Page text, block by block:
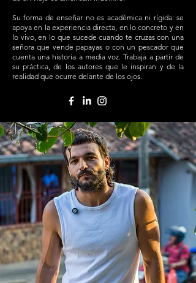
Su forma de enseñar no es académica ni rígida: se
apoya en la experiencia directa, en lo concreto y en
lo vivo, en lo que sucede cuando te cruzas con una
señora que vende papayas o con un pescador que
cuenta una historia a media voz. Trabaja a partir de
su práctica, de los autores que le inspiran y de la
realidad que ocurre delante de los ojos.